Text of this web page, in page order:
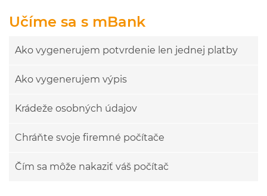
Učíme sa s mBank
Ako vygenerujem potvrdenie len jednej platby
Ako vygenerujem výpis
Krádeže osobných údajov
Chráňte svoje firemné počítače
Čím sa môže nakaziť váš počítač